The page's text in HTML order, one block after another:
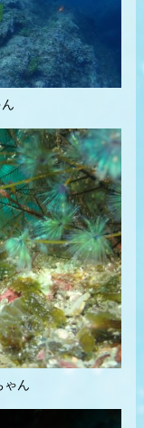
ゃん